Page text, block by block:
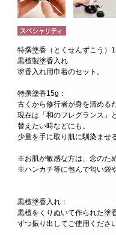
特撰塗香（とくせんずこう）
黒檀製塗香入れ
塗香入れ用巾着のセット。
特撰塗香15g：
古くから修行者が身を清める
現在は「和のフレグランス」
替えたい時などにも。
少量を手に取り肌に馴染ませ
※お肌が敏感な方は、念のた
※ハンカチ等に包んで匂い袋
黒檀塗香入れ：
黒檀をくりぬいて作られた塗
ずつ振り出してご使用ください